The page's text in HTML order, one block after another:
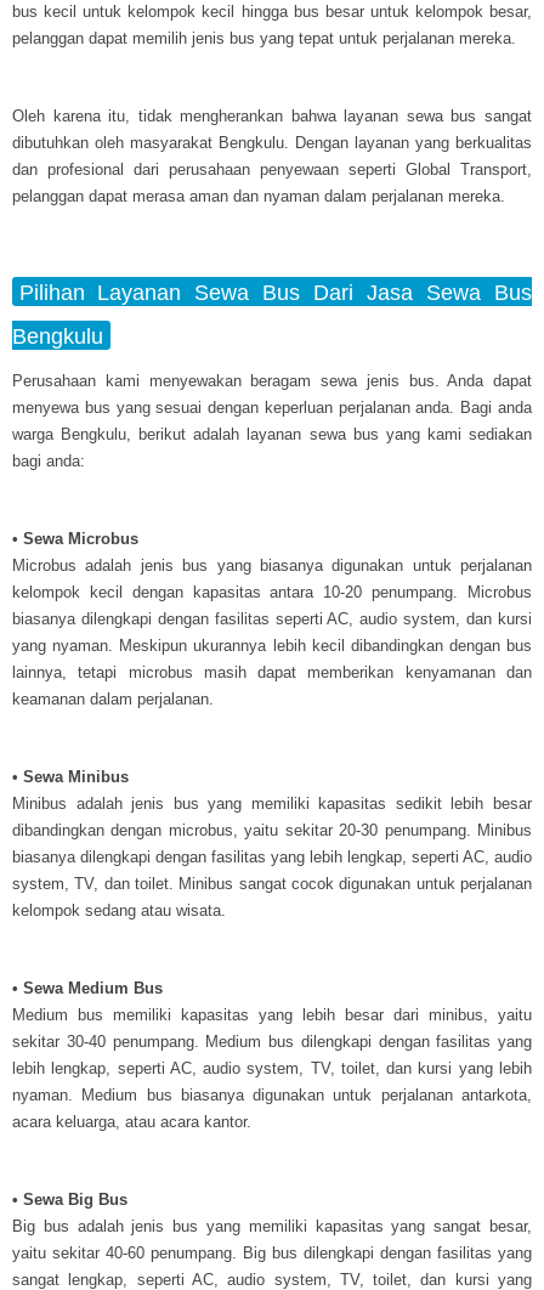
bus kecil untuk kelompok kecil hingga bus besar untuk kelompok besar,
pelanggan dapat memilih jenis bus yang tepat untuk perjalanan mereka.
Oleh karena itu, tidak mengherankan bahwa layanan sewa bus sangat
dibutuhkan oleh masyarakat Bengkulu. Dengan layanan yang berkualitas
dan profesional dari perusahaan penyewaan seperti Global Transport,
pelanggan dapat merasa aman dan nyaman dalam perjalanan mereka.
Pilihan Layanan Sewa Bus Dari Jasa Sewa Bus
Bengkulu
Perusahaan kami menyewakan beragam sewa jenis bus. Anda dapat
menyewa bus yang sesuai dengan keperluan perjalanan anda. Bagi anda
warga Bengkulu, berikut adalah layanan sewa bus yang kami sediakan
bagi anda:
• Sewa Microbus
Microbus adalah jenis bus yang biasanya digunakan untuk perjalanan
kelompok kecil dengan kapasitas antara 10-20 penumpang. Microbus
biasanya dilengkapi dengan fasilitas seperti AC, audio system, dan kursi
yang nyaman. Meskipun ukurannya lebih kecil dibandingkan dengan bus
lainnya, tetapi microbus masih dapat memberikan kenyamanan dan
keamanan dalam perjalanan.
• Sewa Minibus
Minibus adalah jenis bus yang memiliki kapasitas sedikit lebih besar
dibandingkan dengan microbus, yaitu sekitar 20-30 penumpang. Minibus
biasanya dilengkapi dengan fasilitas yang lebih lengkap, seperti AC, audio
system, TV, dan toilet. Minibus sangat cocok digunakan untuk perjalanan
kelompok sedang atau wisata.
• Sewa Medium Bus
Medium bus memiliki kapasitas yang lebih besar dari minibus, yaitu
sekitar 30-40 penumpang. Medium bus dilengkapi dengan fasilitas yang
lebih lengkap, seperti AC, audio system, TV, toilet, dan kursi yang lebih
nyaman. Medium bus biasanya digunakan untuk perjalanan antarkota,
acara keluarga, atau acara kantor.
• Sewa Big Bus
Big bus adalah jenis bus yang memiliki kapasitas yang sangat besar,
yaitu sekitar 40-60 penumpang. Big bus dilengkapi dengan fasilitas yang
sangat lengkap, seperti AC, audio system, TV, toilet, dan kursi yang